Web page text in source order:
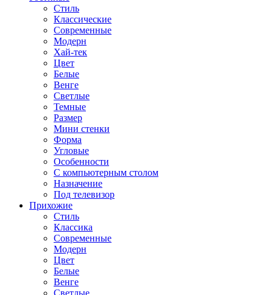
Стиль
Классические
Современные
Модерн
Хай-тек
Цвет
Белые
Венге
Светлые
Темные
Размер
Мини стенки
Форма
Угловые
Особенности
С компьютерным столом
Назначение
Под телевизор
Прихожие
Стиль
Классика
Современные
Модерн
Цвет
Белые
Венге
Светлые